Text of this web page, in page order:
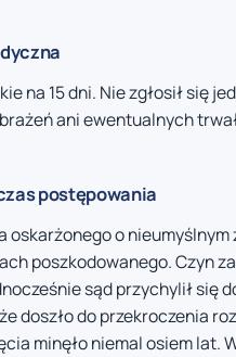
na 15 dni. Nie zgłosił się
ani ewentualnych
postępowania
oskarżonego o
poszkodowanego. Czyn
sąd przychylił się
doszło do przekroczenia
minęło niemal osiem lat.